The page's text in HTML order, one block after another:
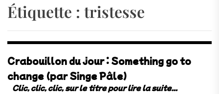
Étiquette : tristesse
Crabouillon du jour : Something go to
change (par Singe Pâle)